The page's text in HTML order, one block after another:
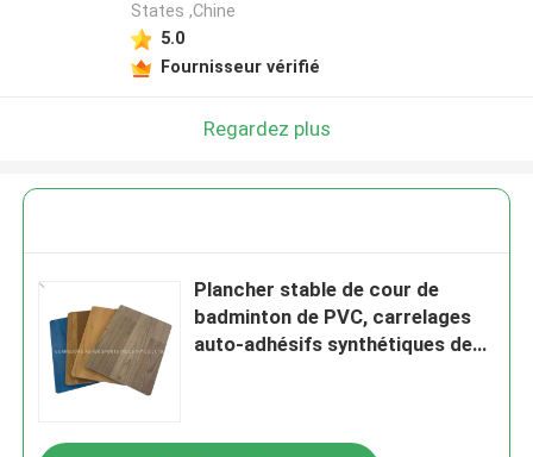
States ,Chine
5.0
Fournisseur vérifié
Regardez plus
Plancher stable de cour de
badminton de PVC, carrelages
auto-adhésifs synthétiques de